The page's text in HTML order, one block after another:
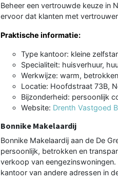
Beheer een vertrouwde keuze in
ervoor dat klanten met
Praktische informatie:
Type kantoor: kleine
Specialiteit: huisverhuur,
Werkwijze: warm,
Locatie: Hoofdstraat 73B,
Bijzonderheid: persoonlijk
Website: Drenth Vastgoed
Bonnike Makelaardij
Bonnike Makelaardij aan de De
persoonlijk, betrokken en
verkoop van
kantoor van andere adressen in